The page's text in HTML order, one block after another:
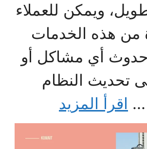
ويمكن للعملاء
من هذه الخدمات
أي مشاكل أو
تحديث النظام
اقرأ المزيد